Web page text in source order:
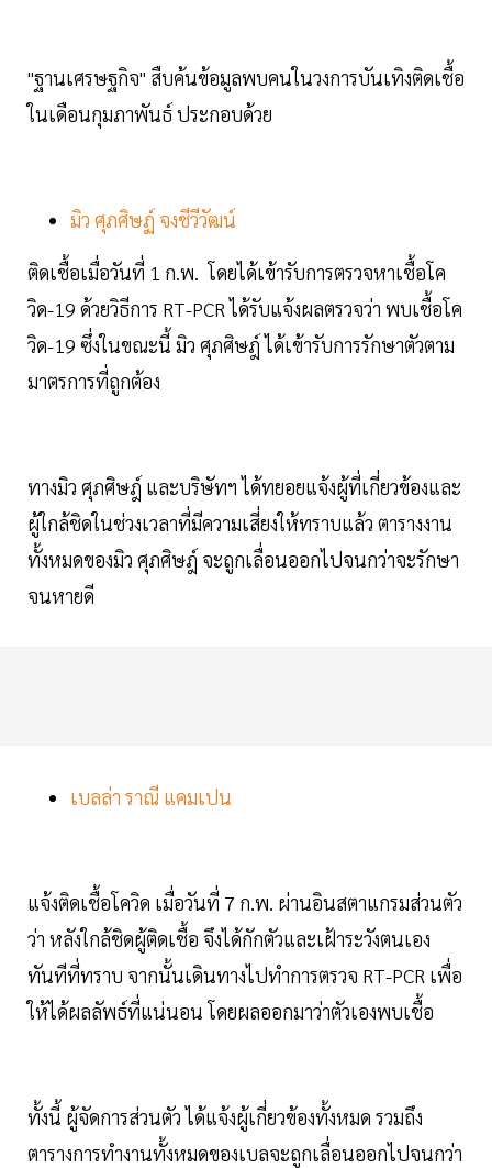
"ฐานเศรษฐกิจ" สืบค้นข้อมูลพบคนในวงการบันเทิงติดเชื้อ
ในเดือนกุมภาพันธ์ ประกอบด้วย
มิว ศุภศิษฏ์ จงชีวีวัฒน์
ติดเชื้อเมื่อวันที่ 1 ก.พ. โดยได้เข้ารับการตรวจหาเชื้อโค
วิด-19 ด้วยวิธีการ RT-PCR ได้รับแจ้งผลตรวจว่า พบเชื้อโค
วิด-19 ซึ่งในขณะนี้ มิว ศุภศิษฎ์ ได้เข้ารับการรักษาตัวตาม
มาตรการที่ถูกต้อง
ทางมิว ศุภศิษฎ์ และบริษัทฯ ได้ทยอยแจ้งผู้ที่เกี่ยวข้องและ
ผู้ใกล้ชิดในช่วงเวลาที่มีความเสี่ยงให้ทราบแล้ว ตารางงาน
ทั้งหมดของมิว ศุภศิษฎ์ จะถูกเลื่อนออกไปจนกว่าจะรักษา
จนหายดี
เบลล่า ราณี แคมเปน
แจ้งติดเชื้อโควิด เมื่อวันที่ 7 ก.พ. ผ่านอินสตาแกรมส่วนตัว
ว่า หลังใกล้ชิดผู้ติดเชื้อ จึงได้กักตัวและเฝ้าระวังตนเอง
ทันทีที่ทราบ จากนั้นเดินทางไปทำการตรวจ RT-PCR เพื่อ
ให้ได้ผลลัพธ์ที่แน่นอน โดยผลออกมาว่าตัวเองพบเชื้อ
ทั้งนี้ ผู้จัดการส่วนตัว ได้แจ้งผู้เกี่ยวข้องทั้งหมด รวมถึง
ตารางการทำงานทั้งหมดของเบลจะถูกเลื่อนออกไปจนกว่า